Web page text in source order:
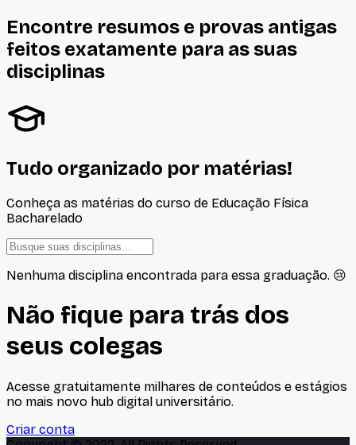
Encontre resumos e provas antigas
feitos exatamente para as suas
disciplinas
Tudo organizado por matérias!
Conheça as matérias do curso de Educação Física
Bacharelado
Nenhuma disciplina encontrada para essa graduação. 😢
Não fique para trás dos
seus colegas
Acesse gratuitamente milhares de conteúdos e estágios
no mais novo hub digital universitário.
Criar conta